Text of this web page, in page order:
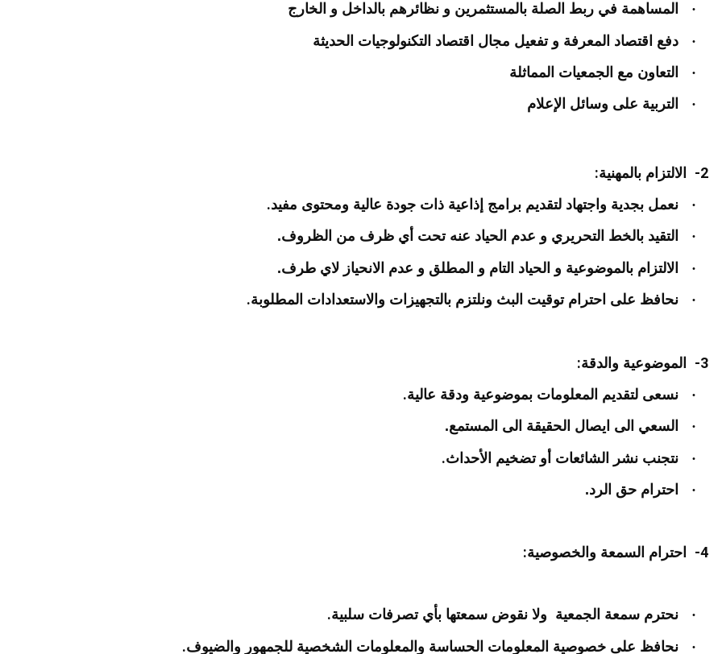
·
المساهمة في ربط الصلة بالمستثمرين و نظائرهم بالداخل و الخارج
·
دفع اقتصاد المعرفة و تفعيل مجال اقتصاد التكنولوجيات الحديثة
·
التعاون مع الجمعيات المماثلة
·
التربية على وسائل الإعلام
2- الالتزام بالمهنية:
· نعمل بجدية واجتهاد لتقديم برامج إذاعية ذات جودة عالية ومحتوى مفيد.
·
التقيد بالخط التحريري و عدم الحياد عنه تحت أي ظرف من الظروف.
·
الالتزام بالموضوعية و الحياد التام و المطلق و عدم الانحياز لاي طرف.
·
نحافظ على احترام توقيت البث ونلتزم بالتجهيزات والاستعدادات المطلوبة.
3- الموضوعية والدقة:
· نسعى لتقديم المعلومات بموضوعية ودقة عالية.
·
السعي الى ايصال الحقيقة الى المستمع.
·
نتجنب نشر الشائعات أو تضخيم الأحداث.
· احترام حق الرد.
4- احترام السمعة والخصوصية:
· نحترم سمعة الجمعية ولا نقوض سمعتها بأي تصرفات سلبية.
· نحافظ على خصوصية المعلومات الحساسة والمعلومات الشخصية للجمهور والضيوف.